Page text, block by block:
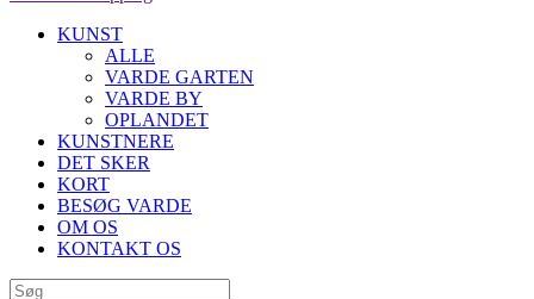
KUNST
ALLE
VARDE GARTEN
VARDE BY
OPLANDET
KUNSTNERE
DET SKER
KORT
BESØG VARDE
OM OS
KONTAKT OS